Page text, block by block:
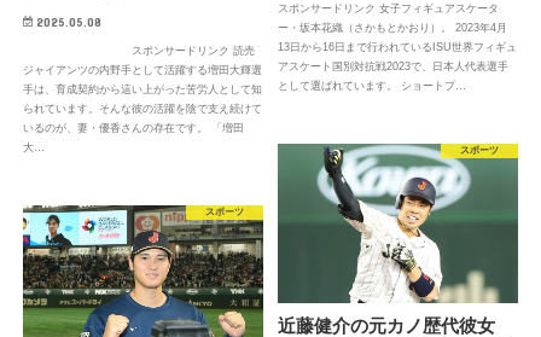
2025.05.08
スポンサードリンク 読売
ジャイアンツの内野手として活躍する増田大輝選
手は、育成契約から這い上がった苦労人として知
られています。そんな彼の活躍を陰で支え続けて
いるのが、妻・優香さんの存在です。 「増田
大…
スポンサードリンク 女子フィギュアスケータ
ー・坂本花織（さかもとかおり）。 2023年4月
13日から16日まで行われているISU世界フィギュ
アスケート国別対抗戦2023で、日本人代表選手
として選ばれています。 ショートプ…
スポーツ
近藤健介の元カノ歴代彼女
スポーツ